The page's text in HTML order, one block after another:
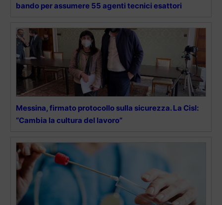
bando per assumere 55 agenti tecnici esattori
Messina, firmato protocollo sulla sicurezza. La Cisl:
“Cambia la cultura del lavoro”